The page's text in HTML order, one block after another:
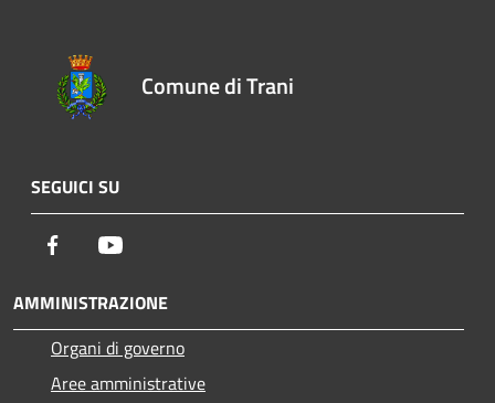
Comune di Trani
SEGUICI SU
Facebook
AMMINISTRAZIONE
Organi di governo
Aree amministrative